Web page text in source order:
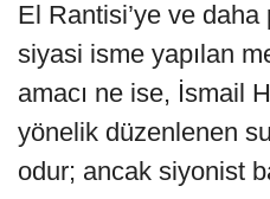
El Rantisi’ye ve
siyasi isme yapılan
amacı ne ise, İsmail
yönelik düzenlenen
odur; ancak siyonist